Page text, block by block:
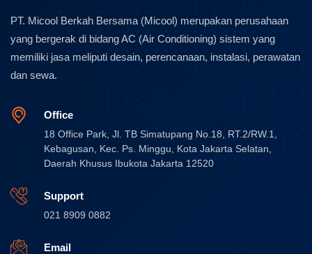
PT. Micool Berkah Bersama (Micool) merupakan perusahaan
yang bergerak di bidang AC (Air Conditioning) sistem yang
memiliki jasa meliputi desain, perencanaan, instalasi, perawatan
dan sewa.
Office
18 Office Park, Jl. TB Simatupang No.18, RT.2/RW.1,
Kebagusan, Kec. Ps. Minggu, Kota Jakarta Selatan,
Daerah Khusus Ibukota Jakarta 12520
Support
021 8909 0882
Email